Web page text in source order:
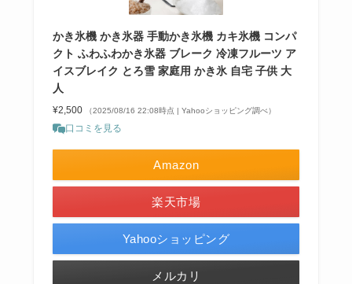
かき氷機 かき氷器 手動かき氷機 カキ氷機 コンパ
クト ふわふわかき氷器 ブレーク 冷凍フルーツ ア
イスブレイク とろ雪 家庭用 かき氷 自宅 子供 大
人
¥2,500 （2025/08/16 22:08時点 | Yahooショッピング調べ）
口コミを見る
Amazon
楽天市場
Yahooショッピング
メルカリ